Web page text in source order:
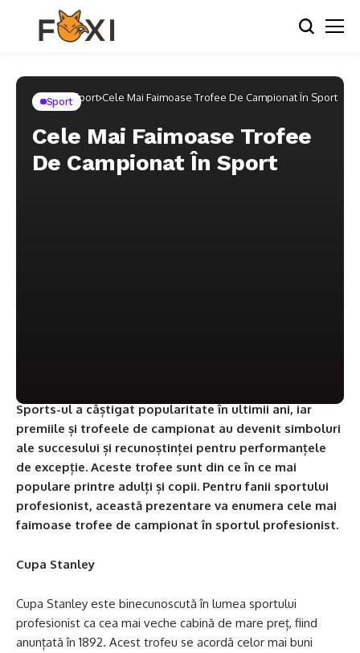
Home Sport Cele Mai Faimoase Trofee De Campionat În Sport
Sport
Cele Mai Faimoase Trofee
De Campionat În Sport
Sports-ul a câștigat popularitate în ultimii ani, iar
premiile și trofeele de campionat au devenit simboluri
ale succesului și recunoștinței pentru performanțele
de excepție. Aceste trofee sunt din ce în ce mai
populare printre adulți și copii. Pentru fanii sportului
profesionist, această prezentare va enumera cele mai
faimoase trofee de campionat în sportul profesionist.
Cupa Stanley
Cupa Stanley este binecunoscută în lumea sportului
profesionist ca cea mai veche cabină de mare preț, fiind
anunțată în 1892. Acest trofeu se acordă celor mai buni